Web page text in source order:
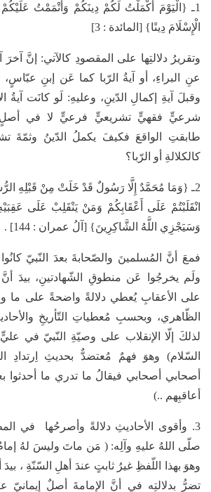
1ـ {الْيَوْمَ أَكْمَلْتُ لَكُمْ دِينَكُمْ وَأَتْمَمْتُ
الْإِسْلَامَ دِينًا} [المائدة : 3]
وتقريرُ دلالتِها على المقصودِ كالآتي: إنَّ آخرَ
عنِ البراءِ، أو آيةُ الرّبا كما عَن إبنِ
وقبلَ آيةِ إكمالِ الدّينِ، وعليهِ: لَو كانَت آيةُ
شرعيٍّ فقهيٍّ تشريعيٍّ فرعيٍّ لا في أصلٍ
طابقتِ الواقعَ فكيفَ يكملُ الدّينُ وثمّةَ
كالكلالةِ أو الرّبا؟
2ـ {وَمَا مُحَمَّدٌ إِلَّا رَسُولٌ قَدْ خَلَتْ مِنْ قَبْلِهِ
انْقَلَبْتُمْ عَلَى أَعْقَابِكُمْ وَمَنْ يَنْقَلِبْ عَلَى
وَسَيَجْزِي اللَّهُ الشَّاكِرِينَ} [آلُ عمران : 144] .
فمعَ أنَّ المُسلمينَ والصّحابةَ بعدَ النّبيّ
ولَم يخرجُوا عَن منطوقِ الشّهادتينِ، بيدَ أنَّ
على الأعقابِ يُعطي دلالةً واضحةً على ما
الظّاهري، وبحسبِ مُعطياتِ التّأريخِ
لذلكَ إلّا الإنقلاب على وصيّةِ النّبيّ في
السّلام) وهوَ فهمٌ مُعتضدٌّ بحديثِ اِرتدادِ
أصحابي أصحابي فيقالُ ما تدري ما أحدثوا
أعاقبِهم ..)
3. وأقوى الأحاديثِ دلالةً وأصرحُها في
صلّى اللهُ عليهِ وآلِه: ( مَن ماتَ وليسَ لهُ
وهوَ بهذا اللّفظِ غيرُ ثابتٍ عندَ أهلِ السّنّةِ ،
تضرُّ بدلالتِه في أنَّ الإمامةَ أصلٌ